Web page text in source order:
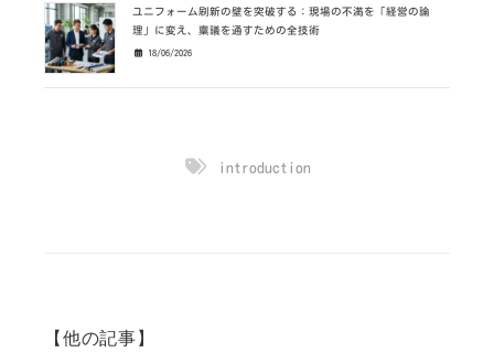
ユニフォーム刷新の壁を突破する：現場の不満を「経営の論
理」に変え、稟議を通すための全技術
18/06/2026
introduction
【他の記事】